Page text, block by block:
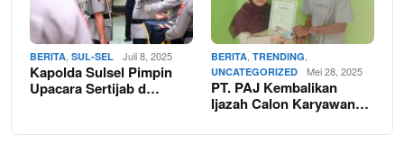
BERITA SUL-SEL Juli 8, 2025
Kapolda Sulsel Pimpin
Upacara Sertijab d…
BERITA TRENDING
UNCATEGORIZED Mei 28, 2025
PT. PAJ Kembalikan
Ijazah Calon Karyawan…